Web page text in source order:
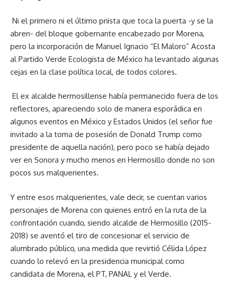
Ni el primero ni el último priista que toca la puerta -y se la
abren- del bloque gobernante encabezado por Morena,
pero la incorporación de Manuel Ignacio “El Maloro” Acosta
al Partido Verde Ecologista de México ha levantado algunas
cejas en la clase política local, de todos colores.
El ex alcalde hermosillense había permanecido fuera de los
reflectores, apareciendo solo de manera esporádica en
algunos eventos en México y Estados Unidos (el señor fue
invitado a la toma de posesión de Donald Trump como
presidente de aquella nación), pero poco se había dejado
ver en Sonora y mucho menos en Hermosillo donde no son
pocos sus malquerientes.
Y entre esos malquerientes, vale decir, se cuentan varios
personajes de Morena con quienes entró en la ruta de la
confrontación cuando, siendo alcalde de Hermosillo (2015-
2018) se aventó el tiro de concesionar el servicio de
alumbrado público, una medida que revirtió Célida López
cuando lo relevó en la presidencia municipal como
candidata de Morena, el PT, PANAL y el Verde.